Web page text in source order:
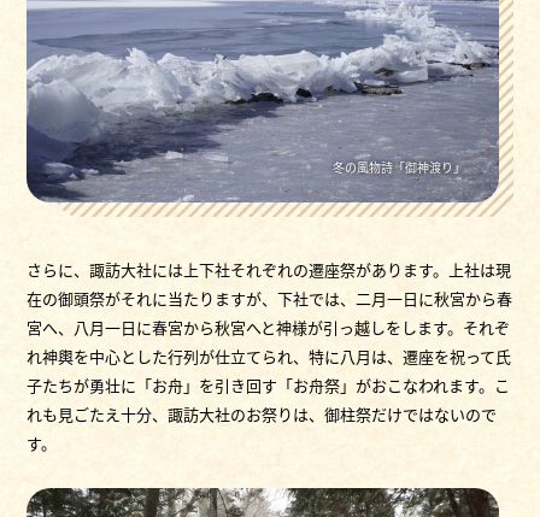
冬の風物詩「御神渡り」
さらに、諏訪大社には上下社それぞれの遷座祭があります。上社は現
在の御頭祭がそれに当たりますが、下社では、二月一日に秋宮から春
宮へ、八月一日に春宮から秋宮へと神様が引っ越しをします。それぞ
れ神輿を中心とした行列が仕立てられ、特に八月は、遷座を祝って氏
子たちが勇壮に「お舟」を引き回す「お舟祭」がおこなわれます。こ
れも見ごたえ十分、諏訪大社のお祭りは、御柱祭だけではないので
す。